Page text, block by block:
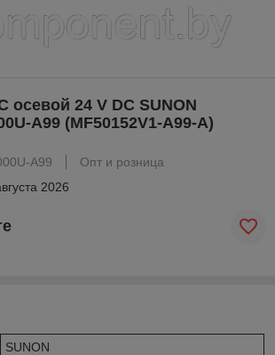
осевой 24 V DC SUNON
A99 (MF50152V1-A99-A)
A99
Опт и розница
2026
SUNON